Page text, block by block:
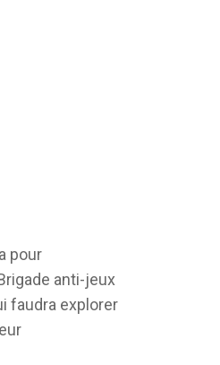
pour
anti-jeux
faudra explorer